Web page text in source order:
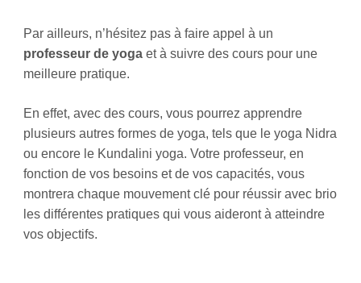
Par ailleurs, n’hésitez pas à faire appel à un
professeur de yoga et à suivre des cours pour une
meilleure pratique.
En effet, avec des cours, vous pourrez apprendre
plusieurs autres formes de yoga, tels que le yoga Nidra
ou encore le Kundalini yoga. Votre professeur, en
fonction de vos besoins et de vos capacités, vous
montrera chaque mouvement clé pour réussir avec brio
les différentes pratiques qui vous aideront à atteindre
vos objectifs.